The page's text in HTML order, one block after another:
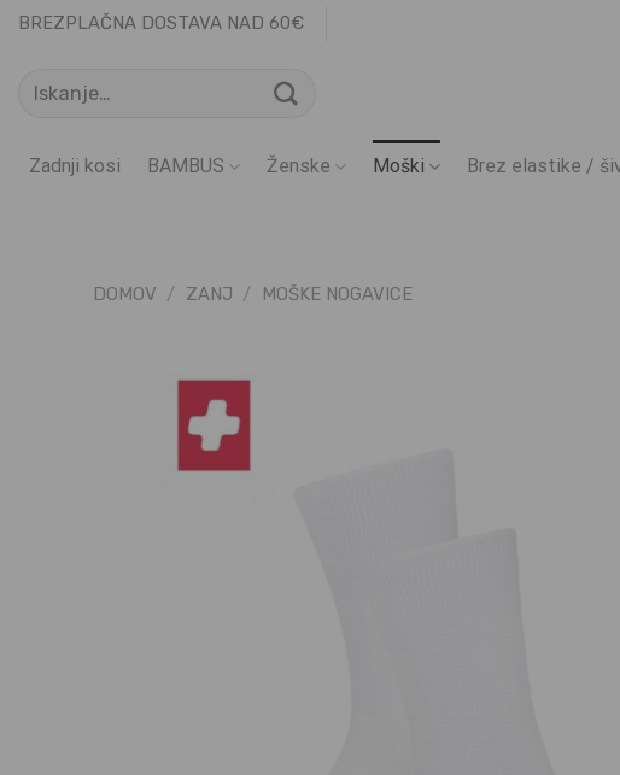
Skoči
vsebino
BREZPLAČNA DOSTAVA NAD 60€
Išči:
Zadnji kosi BAMBUS Ženske Moški Brez elastike /
DOMOV / ZANJ / MOŠKE NOGAVICE